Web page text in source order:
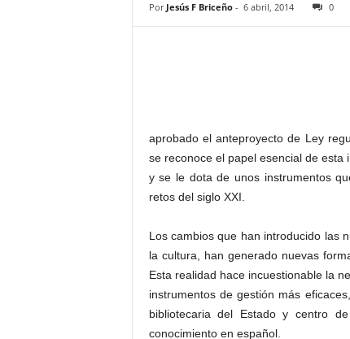
Por Jesús F Briceño- 6 abril, 2014 0
aprobado el anteproyecto de Ley
se reconoce el papel esencial de esta
y se le dota de unos instrumentos
retos del siglo XXI.
Los cambios que han introducido las
la cultura, han generado nuevas
Esta realidad hace incuestionable la
instrumentos de gestión más
bibliotecaria del Estado y centro
conocimiento en español.